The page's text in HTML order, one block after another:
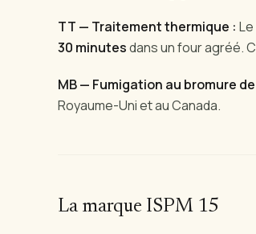
TT — Traitement thermique :
30 minutesdans un four agréé.
MB — Fumigation au bromure
Royaume-Uni et au Canada.
La marque ISPM 15